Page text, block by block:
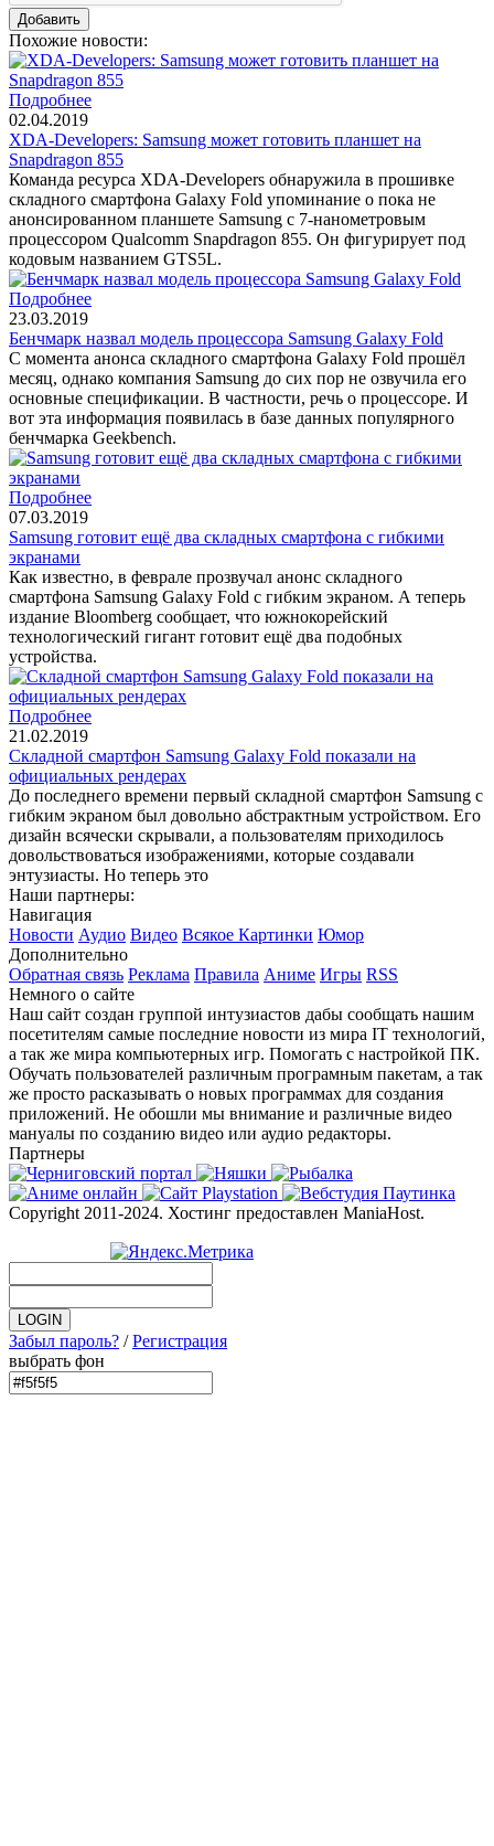
Похожие новости:
Подробнее
02.04.2019
XDA-Developers: Samsung может готовить планшет на
Snapdragon 855
Команда ресурса XDA-Developers обнаружила в прошивке
складного смартфона Galaxy Fold упоминание о пока не
анонсированном планшете Samsung с 7-нанометровым
процессором Qualcomm Snapdragon 855. Он фигурирует под
кодовым названием GTS5L.
Подробнее
23.03.2019
Бенчмарк назвал модель процессора Samsung Galaxy Fold
С момента анонса складного смартфона Galaxy Fold прошёл
месяц, однако компания Samsung до сих пор не озвучила его
основные спецификации. В частности, речь о процессоре. И
вот эта информация появилась в базе данных популярного
бенчмарка Geekbench.
Подробнее
07.03.2019
Samsung готовит ещё два складных смартфона с гибкими
экранами
Как известно, в феврале прозвучал анонс складного
смартфона Samsung Galaxy Fold с гибким экраном. А теперь
издание Bloomberg сообщает, что южнокорейский
технологический гигант готовит ещё два подобных
устройства.
Подробнее
21.02.2019
Складной смартфон Samsung Galaxy Fold показали на
официальных рендерах
До последнего времени первый складной смартфон Samsung с
гибким экраном был довольно абстрактным устройством. Его
дизайн всячески скрывали, а пользователям приходилось
довольствоваться изображениями, которые создавали
энтузиасты. Но теперь это
Наши партнеры:
Навигация
Новости Аудио Видео Всякое Картинки Юмор
Дополнительно
Обратная связь Реклама Правила Аниме Игры RSS
Немного о сайте
Наш сайт создан группой интузиастов дабы сообщать нашим
посетителям самые последние новости из мира IT технологий,
а так же мира компьютерных игр. Помогать с настройкой ПК.
Обучать пользователей различным програмным пакетам, а так
же просто расказывать о новых программах для создания
приложений. Не обошли мы внимание и различные видео
мануалы по созданию видео или аудио редакторы.
Партнеры
Copyright 2011-2024. Хостинг предоставлен ManiaHost.
Забыл пароль? /Регистрация
выбрать фон